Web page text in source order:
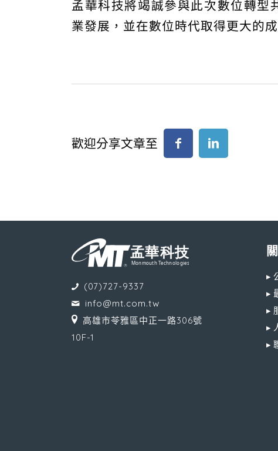
孟華科技將竭誠參與此次數位轉型
業發展，並在數位時代取得更大的成
歡迎分享文章至
(07)727-9337
info@mt.com.tw
高雄市苓雅區中正一路306號
10F-1
▸
▸
▸
▸
▸